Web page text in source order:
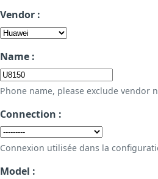
Vendor :
Name :
Phone name, please exclude vendor
Connection :
Connexion utilisée dans la
Model :